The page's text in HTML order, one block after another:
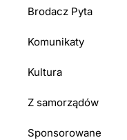
Brodacz Pyta
Komunikaty
Kultura
Z samorządów
Sponsorowane